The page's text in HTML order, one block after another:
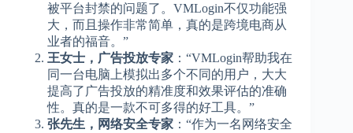
被平台封禁的问题了。VMLogin不仅功能强
大，而且操作非常简单，真的是跨境电商从
业者的福音。”
王女士，广告投放专家 ：“VMLogin帮助我在
同一台电脑上模拟出多个不同的用户，大大
提高了广告投放的精准度和效果评估的准确
性。真的是一款不可多得的好工具。”
张先生，网络安全专家 ：“作为一名网络安全